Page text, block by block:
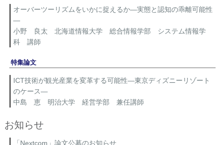
オーバーツーリズムをいかに捉えるか―実態と認知の乖離可能性
―
小野 良太 北海道情報大学 総合情報学部 システム情報学
科 講師
特集論文
ICT技術が観光産業を変革する可能性―東京ディズニーリゾート
のケース―
中島 恵 明治大学 経営学部 兼任講師
お知らせ
「Nextcom」論文公募のお知らせ